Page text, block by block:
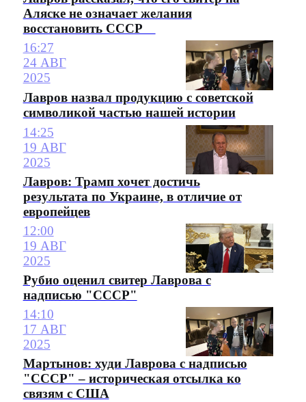
Аляске не означает желания
восстановить СССР
16:27
24 АВГ
2025
Лавров назвал продукцию с советской
символикой частью нашей истории
14:25
19 АВГ
2025
Лавров: Трамп хочет достичь
результата по Украине, в отличие от
европейцев
12:00
19 АВГ
2025
Рубио оценил свитер Лаврова с
надписью "СССР"
14:10
17 АВГ
2025
Мартынов: худи Лаврова с надписью
"СССР" – историческая отсылка ко
связям с США